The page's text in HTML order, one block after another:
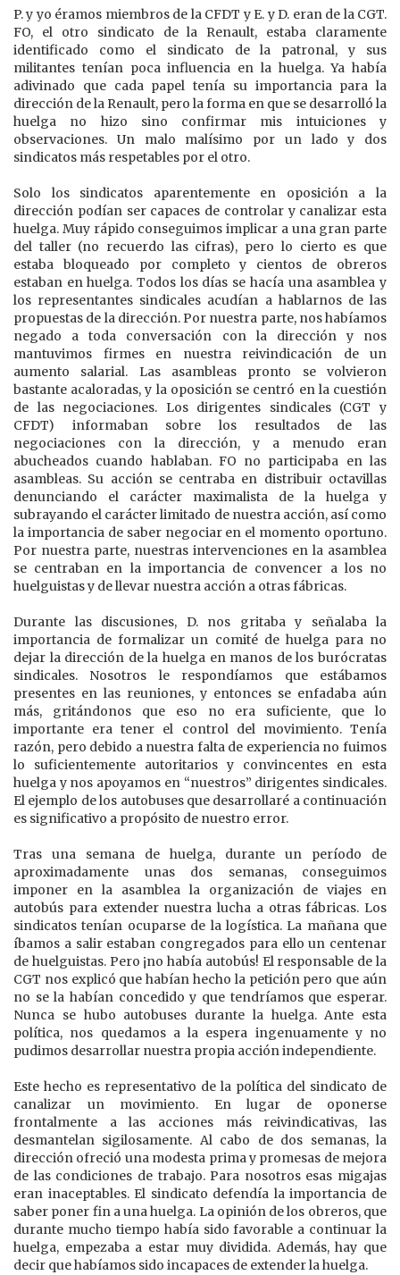
P. y yo éramos miembros de la CFDT y E. y D. eran de la CGT.
FO, el otro sindicato de la Renault, estaba claramente
identificado como el sindicato de la patronal, y sus
militantes tenían poca influencia en la huelga. Ya había
adivinado que cada papel tenía su importancia para la
dirección de la Renault, pero la forma en que se desarrolló la
huelga no hizo sino confirmar mis intuiciones y
observaciones. Un malo malísimo por un lado y dos
sindicatos más respetables por el otro.
Solo los sindicatos aparentemente en oposición a la
dirección podían ser capaces de controlar y canalizar esta
huelga. Muy rápido conseguimos implicar a una gran parte
del taller (no recuerdo las cifras), pero lo cierto es que
estaba bloqueado por completo y cientos de obreros
estaban en huelga. Todos los días se hacía una asamblea y
los representantes sindicales acudían a hablarnos de las
propuestas de la dirección. Por nuestra parte, nos habíamos
negado a toda conversación con la dirección y nos
mantuvimos firmes en nuestra reivindicación de un
aumento salarial. Las asambleas pronto se volvieron
bastante acaloradas, y la oposición se centró en la cuestión
de las negociaciones. Los dirigentes sindicales (CGT y
CFDT) informaban sobre los resultados de las
negociaciones con la dirección, y a menudo eran
abucheados cuando hablaban. FO no participaba en las
asambleas. Su acción se centraba en distribuir octavillas
denunciando el carácter maximalista de la huelga y
subrayando el carácter limitado de nuestra acción, así como
la importancia de saber negociar en el momento oportuno.
Por nuestra parte, nuestras intervenciones en la asamblea
se centraban en la importancia de convencer a los no
huelguistas y de llevar nuestra acción a otras fábricas.
Durante las discusiones, D. nos gritaba y señalaba la
importancia de formalizar un comité de huelga para no
dejar la dirección de la huelga en manos de los burócratas
sindicales. Nosotros le respondíamos que estábamos
presentes en las reuniones, y entonces se enfadaba aún
más, gritándonos que eso no era suficiente, que lo
importante era tener el control del movimiento. Tenía
razón, pero debido a nuestra falta de experiencia no fuimos
lo suficientemente autoritarios y convincentes en esta
huelga y nos apoyamos en “nuestros” dirigentes sindicales.
El ejemplo de los autobuses que desarrollaré a continuación
es significativo a propósito de nuestro error.
Tras una semana de huelga, durante un período de
aproximadamente unas dos semanas, conseguimos
imponer en la asamblea la organización de viajes en
autobús para extender nuestra lucha a otras fábricas. Los
sindicatos tenían ocuparse de la logística. La mañana que
íbamos a salir estaban congregados para ello un centenar
de huelguistas. Pero ¡no había autobús! El responsable de la
CGT nos explicó que habían hecho la petición pero que aún
no se la habían concedido y que tendríamos que esperar.
Nunca se hubo autobuses durante la huelga. Ante esta
política, nos quedamos a la espera ingenuamente y no
pudimos desarrollar nuestra propia acción independiente.
Este hecho es representativo de la política del sindicato de
canalizar un movimiento. En lugar de oponerse
frontalmente a las acciones más reivindicativas, las
desmantelan sigilosamente. Al cabo de dos semanas, la
dirección ofreció una modesta prima y promesas de mejora
de las condiciones de trabajo. Para nosotros esas migajas
eran inaceptables. El sindicato defendía la importancia de
saber poner fin a una huelga. La opinión de los obreros, que
durante mucho tiempo había sido favorable a continuar la
huelga, empezaba a estar muy dividida. Además, hay que
decir que habíamos sido incapaces de extender la huelga.